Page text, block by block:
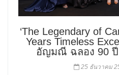
‘The Legendary of
Years Timeless
อัญมณี ฉลอง 90 ปี
25 ธันวาคม